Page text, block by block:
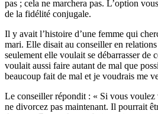
pas ; cela ne marchera pas. L’option
de la fidélité conjugale.
Il y avait l’histoire d’une femme qui
mari. Elle disait au conseiller en
seulement elle voulait se débarrasser de
voulait aussi faire autant de mal que
beaucoup fait de mal et je voudrais me
Le conseiller répondit : « Si vous
ne divorcez pas maintenant. Il pourrait